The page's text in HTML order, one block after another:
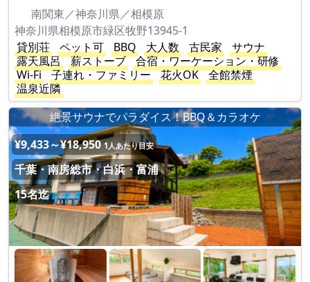
南関東／神奈川県／相模原
神奈川県相模原市緑区牧野13945-1
貸別荘
ペット可 BBQ 大人数 古民家
サウナ
露天風呂
薪ストーブ
合宿・ワーケーション・研修
Wi-Fi
子連れ・ファミリー 花火OK
全館禁煙
温泉近隣
絶景サウナでパラダイス！BBQ＆カラオケ
¥9,433～¥18,950 1人あたり目安
千葉・南房総市・白浜・富浦
15名迄